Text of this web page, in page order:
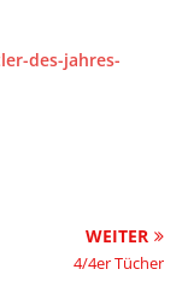
des-jahres-
WEITER
4/4er Tücher